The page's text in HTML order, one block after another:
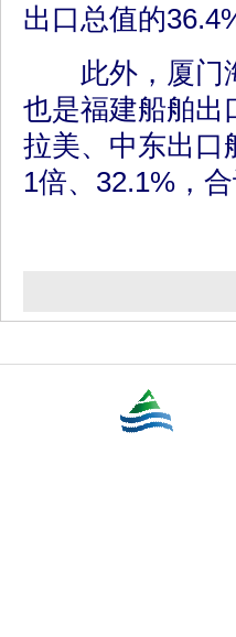
出口总值的
此外，厦门海
也是福建船舶出
拉美、中东出口
1倍、32.1%，合